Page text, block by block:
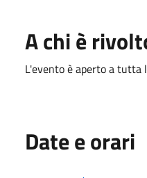
A chi è
L'evento è aperto a tutta
Date e orari